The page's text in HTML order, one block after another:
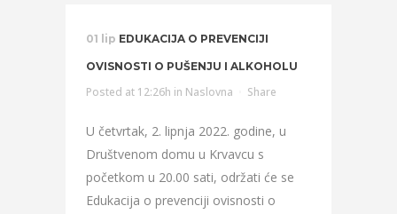
01 lip EDUKACIJA O PREVENCIJI
OVISNOSTI O PUŠENJU I ALKOHOLU
Posted at 12:26h in Naslovna Share
U četvrtak, 2. lipnja 2022. godine, u
Društvenom domu u Krvavcu s
početkom u 20.00 sati, održati će se
Edukacija o prevenciji ovisnosti o